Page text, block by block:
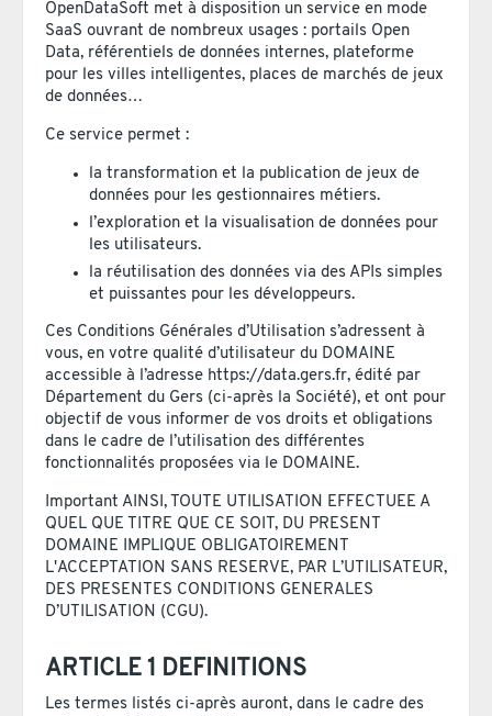
OpenDataSoft met à disposition un service en mode
SaaS ouvrant de nombreux usages : portails Open
Data, référentiels de données internes, plateforme
pour les villes intelligentes, places de marchés de jeux
de données…
Ce service permet :
la transformation et la publication de jeux de
données pour les gestionnaires métiers.
l’exploration et la visualisation de données pour
les utilisateurs.
la réutilisation des données via des APIs simples
et puissantes pour les développeurs.
Ces Conditions Générales d’Utilisation s’adressent à
vous, en votre qualité d’utilisateur du DOMAINE
accessible à l’adresse https://data.gers.fr, édité par
Département du Gers (ci-après la Société), et ont pour
objectif de vous informer de vos droits et obligations
dans le cadre de l’utilisation des différentes
fonctionnalités proposées via le DOMAINE.
Important AINSI, TOUTE UTILISATION EFFECTUEE A
QUEL QUE TITRE QUE CE SOIT, DU PRESENT
DOMAINE IMPLIQUE OBLIGATOIREMENT
L'ACCEPTATION SANS RESERVE, PAR L’UTILISATEUR,
DES PRESENTES CONDITIONS GENERALES
D’UTILISATION (CGU).
ARTICLE 1 DEFINITIONS
Les termes listés ci-après auront, dans le cadre des